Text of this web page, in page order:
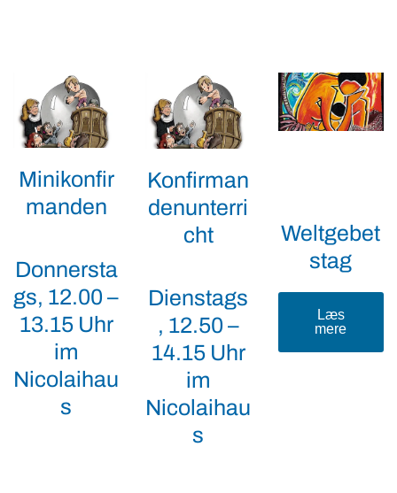
Minikonfir
manden
Donnersta
gs, 12.00 –
13.15 Uhr
im
Nicolaihau
s
Konfirman
denunterri
cht
Dienstags
, 12.50 –
14.15 Uhr
im
Nicolaihau
s
Weltgebet
stag
Læs
mere